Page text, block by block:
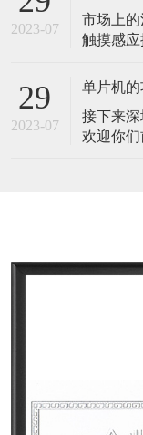
2023-07
市场上
触摸感
个以电
（例如
改动会
测。 电
29
2023-07
单片机
接下来
欢迎你们前来咨询